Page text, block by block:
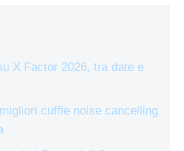
X Factor 2026, tra date e
cuffie noise cancelling